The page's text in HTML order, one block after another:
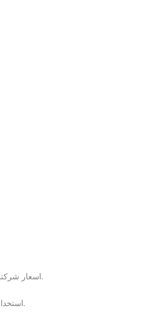
اسعار شركتنا خارج المنافسة فهي تقوم بتقديم الخدمات بأفضل الأسعار على مستوى شركات التنظيف وبنتائج فعالة مئة بالمئة.
استخدام فريق متخصص للمعاينة قبل تنفيذ الخدمة والاتفاق على الأسعار والتخطيط الكلي لخطوات واحتياجات العمل.